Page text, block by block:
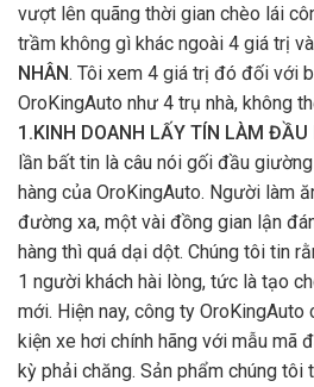
vượt lên quãng thời gian chèo lái
trầm không gì khác ngoài 4 giá trị
NHÂN. Tôi xem 4 giá trị đó đối với
OroKingAuto như 4 trụ nhà, không
1.KINH DOANH LẤY TÍN LÀM ĐẦU
lần bất tin là câu nói gối đầu
hàng của OroKingAuto. Người làm
đường xa, một vài đồng gian lận
hàng thì quá dại dột. Chúng tôi tin
1 người khách hài lòng, tức là tạo
mới. Hiện nay, công ty OroKingAuto
kiện xe hơi chính hãng với mẫu mã
kỳ phải chăng. Sản phẩm chúng tôi